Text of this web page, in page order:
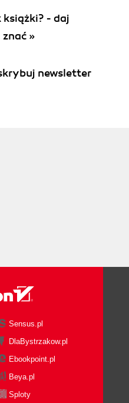
książki? - daj
»
newsletter
Sensus.pl
DlaBystrzakow.pl
Ebookpoint.pl
Beya.pl
Sploty